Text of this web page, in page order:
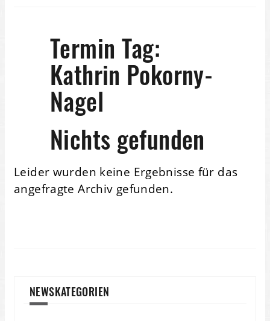
Termin Tag:
Kathrin Pokorny-
Nagel
Nichts gefunden
Leider wurden keine Ergebnisse für das
angefragte Archiv gefunden.
NEWSKATEGORIEN